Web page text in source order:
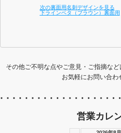
次の裏面用名刺デザインを見る
下ラインベタ（ブラウン）裏面用
その他ご不明な点やご意見・ご指摘など
お気軽にお問い合わ
営業カレ